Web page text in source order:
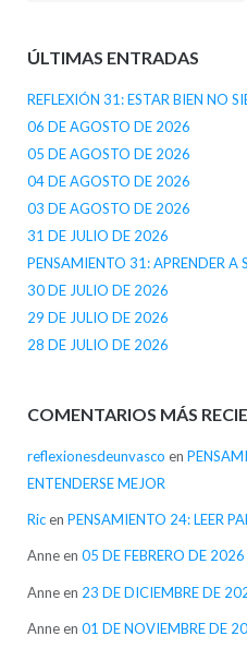
ÚLTIMAS ENTRADAS
REFLEXIÓN 31: ESTAR BIEN NO
06 DE AGOSTO DE 2026
05 DE AGOSTO DE 2026
04 DE AGOSTO DE 2026
03 DE AGOSTO DE 2026
31 DE JULIO DE 2026
PENSAMIENTO 31: APRENDER A
30 DE JULIO DE 2026
29 DE JULIO DE 2026
28 DE JULIO DE 2026
COMENTARIOS MÁS
reflexionesdeunvasco en
ENTENDERSE MEJOR
Ricen PENSAMIENTO 24: LEER
Anneen 05 DE FEBRERO DE 2026
Anneen 23 DE DICIEMBRE DE
Anneen 01 DE NOVIEMBRE DE